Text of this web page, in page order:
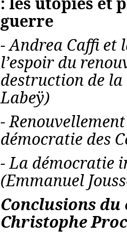
guerre
- Andrea Caffi et
l’espoir du
destruction de
Labeÿ)
-
démocratie des
- La démocratie
(Emmanuel
Conclusions du
Christophe